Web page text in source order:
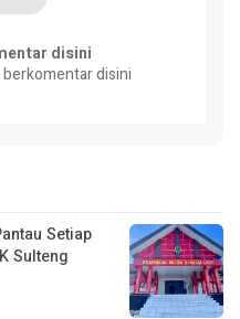
disini
disini
Setiap
Sulteng